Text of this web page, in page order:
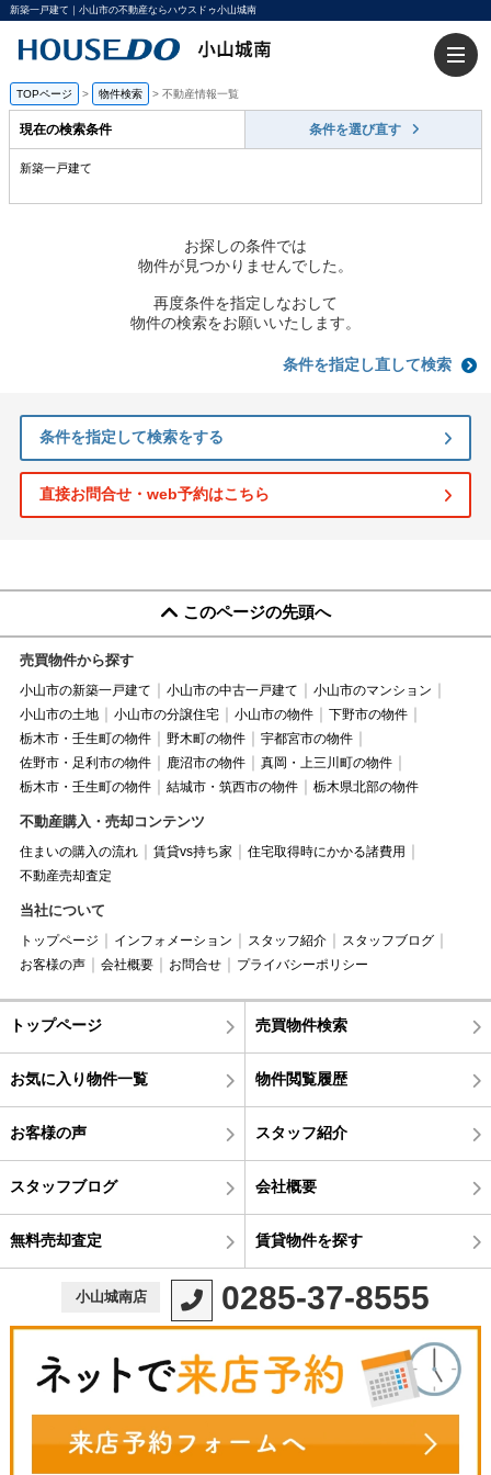
新築一戸建て｜小山市の不動産ならハウスドゥ小山城南
TOPページ > 物件検索 > 不動産情報一覧
現在の検索条件 条件を選び直す
新築一戸建て
お探しの条件では
物件が見つかりませんでした。
再度条件を指定しなおして
物件の検索をお願いいたします。
条件を指定し直して検索
条件を指定して検索をする
直接お問合せ・web予約はこちら
このページの先頭へ
売買物件から探す
小山市の新築一戸建て 小山市の中古一戸建て
小山市のマンション
小山市の土地
小山市の分譲住宅 小山市の物件
下野市の物件
栃木市・壬生町の物件
野木町の物件
宇都宮市の物件
佐野市・足利市の物件
鹿沼市の物件
真岡・上三川町の物件
栃木市・壬生町の物件
結城市・筑西市の物件 栃木県北部の物件
不動産購入・売却コンテンツ
住まいの購入の流れ 賃貸vs持ち家
住宅取得時にかかる諸費用
不動産売却査定
当社について
トップページ インフォメーション スタッフ紹介
スタッフブログ
お客様の声
会社概要 お問合せ プライバシーポリシー
トップページ 売買物件検索
お気に入り物件一覧 物件閲覧履歴
お客様の声 スタッフ紹介
スタッフブログ 会社概要
無料売却査定 賃貸物件を探す
小山城南店 0285-37-8555